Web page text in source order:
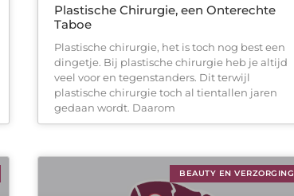
Plastische Chirurgie, een Onterechte
Taboe
Plastische chirurgie, het is toch nog best een
dingetje. Bij plastische chirurgie heb je altijd
veel voor en tegenstanders. Dit terwijl
plastische chirurgie toch al tientallen jaren
gedaan wordt. Daarom
BEAUTY EN VERZORGING